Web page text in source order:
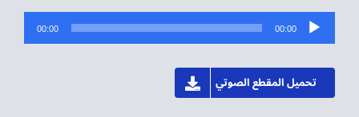
مشغل
الصوت
00:00
00:00
تحميل المقطع الصوتي